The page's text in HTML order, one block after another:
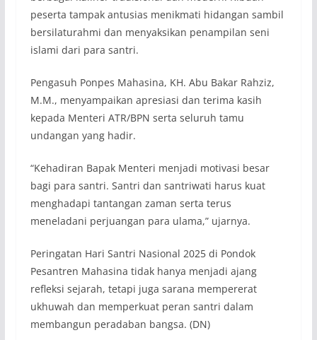
peserta tampak antusias menikmati hidangan sambil
bersilaturahmi dan menyaksikan penampilan seni
islami dari para santri.
Pengasuh Ponpes Mahasina, KH. Abu Bakar Rahziz,
M.M., menyampaikan apresiasi dan terima kasih
kepada Menteri ATR/BPN serta seluruh tamu
undangan yang hadir.
“Kehadiran Bapak Menteri menjadi motivasi besar
bagi para santri. Santri dan santriwati harus kuat
menghadapi tantangan zaman serta terus
meneladani perjuangan para ulama,” ujarnya.
Peringatan Hari Santri Nasional 2025 di Pondok
Pesantren Mahasina tidak hanya menjadi ajang
refleksi sejarah, tetapi juga sarana mempererat
ukhuwah dan memperkuat peran santri dalam
membangun peradaban bangsa. (DN)